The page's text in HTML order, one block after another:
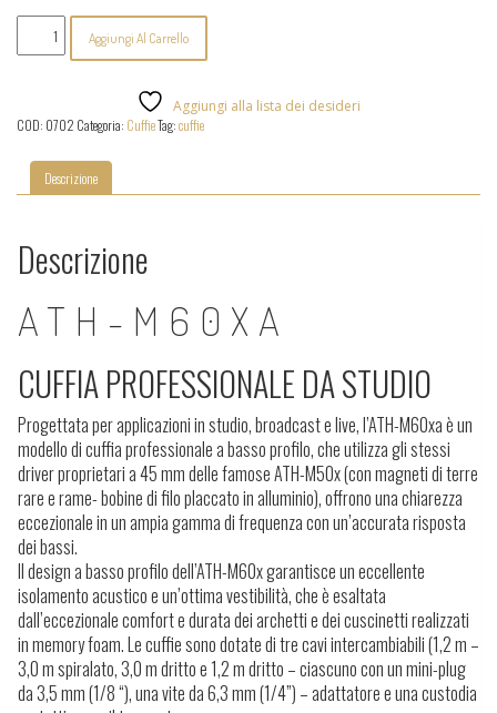
Technica
-
quantità
Aggiungi Al Carrello
Aggiungi alla lista dei desideri
COD: 0702 Categoria: CuffieTag:cuffie
Descrizione
Descrizione
ATH-M60XA
CUFFIA PROFESSIONALE DA STUDIO
Progettata per applicazioni in studio, broadcast e live, l’ATH-M60xa è un
modello di cuffia professionale a basso profilo, che utilizza gli stessi
driver proprietari a 45 mm delle famose ATH-M50x (con magneti di terre
rare e rame- bobine di filo placcato in alluminio), offrono una chiarezza
eccezionale in un ampia gamma di frequenza con un’accurata risposta
dei bassi.
Il design a basso profilo dell’ATH-M60x garantisce un eccellente
isolamento acustico e un’ottima vestibilità, che è esaltata
dall’eccezionale comfort e durata dei archetti e dei cuscinetti realizzati
in memory foam. Le cuffie sono dotate di tre cavi intercambiabili (1,2 m –
3,0 m spiralato, 3,0 m dritto e 1,2 m dritto – ciascuno con un mini-plug
da 3,5 mm (1/8 “), una vite da 6,3 mm (1/4”) – adattatore e una custodia